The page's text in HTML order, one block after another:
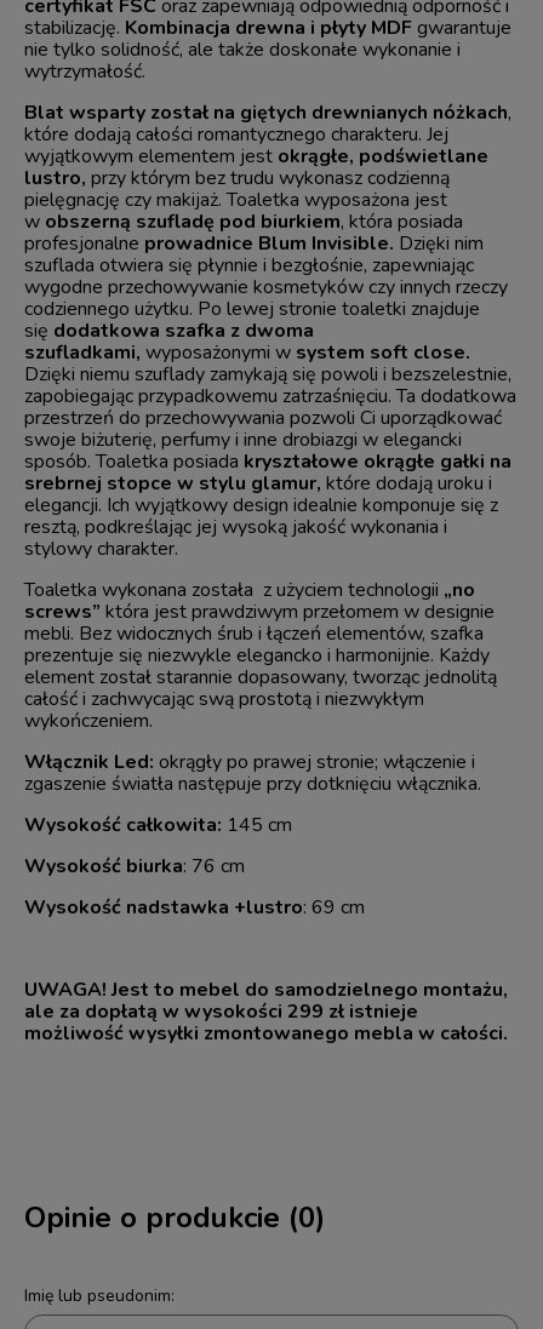
certyfikat FSC oraz zapewniają odpowiednią odporność i
stabilizację. Kombinacja drewna i płyty MDFgwarantuje
nie tylko solidność, ale także doskonałe wykonanie i
wytrzymałość.
Blat wsparty został na giętych drewnianych nóżkach,
które dodają całości romantycznego charakteru. Jej
wyjątkowym elementem jest okrągłe, podświetlane
lustro, przy którym bez trudu wykonasz codzienną
pielęgnację czy makijaż. Toaletka wyposażona jest
w obszerną szufladę pod biurkiem, która posiada
profesjonalne prowadnice Blum Invisible. Dzięki nim
szuflada otwiera się płynnie i bezgłośnie, zapewniając
wygodne przechowywanie kosmetyków czy innych rzeczy
codziennego użytku. Po lewej stronie toaletki znajduje
się dodatkowa szafka z dwoma
szufladkami, wyposażonymi w system soft close.
Dzięki niemu szuflady zamykają się powoli i bezszelestnie,
zapobiegając przypadkowemu zatrzaśnięciu. Ta dodatkowa
przestrzeń do przechowywania pozwoli Ci uporządkować
swoje biżuterię, perfumy i inne drobiazgi w elegancki
sposób. Toaletka posiada kryształowe okrągłe gałki na
srebrnej stopce w stylu glamur, które dodają uroku i
elegancji. Ich wyjątkowy design idealnie komponuje się z
resztą, podkreślając jej wysoką jakość wykonania i
stylowy charakter.
Toaletka wykonana została z użyciem technologii „no
screws” która jest prawdziwym przełomem w designie
mebli. Bez widocznych śrub i łączeń elementów, szafka
prezentuje się niezwykle elegancko i harmonijnie. Każdy
element został starannie dopasowany, tworząc jednolitą
całość i zachwycając swą prostotą i niezwykłym
wykończeniem.
Włącznik Led: okrągłypo prawej stronie; włączenie i
zgaszenie światła następuje przy dotknięciu włącznika.
Wysokość całkowita: 145 cm
Wysokość biurka: 76 cm
Wysokość nadstawka +lustro: 69 cm
UWAGA! Jest to mebel do samodzielnego montażu,
ale za dopłatą w wysokości 299 zł istnieje
możliwość wysyłki zmontowanego mebla w całości.
Opinie o produkcie (0)
Imię lub pseudonim: